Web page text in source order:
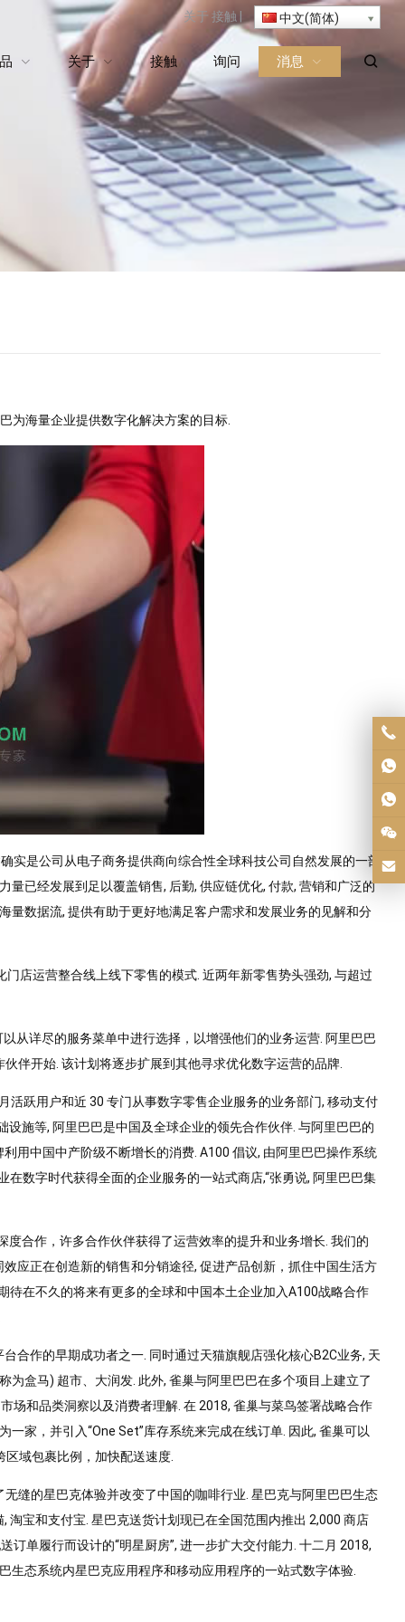
关于 接触 中文(简体)
关于 接触 询问 消息
为海量企业提供数字化解决方案的目标.
实是公司从电子商务提供商向综合性全球科技公司自然发展的一部
已经发展到足以覆盖销售, 后勤, 供应链优化, 付款, 营销和广泛的
量数据流, 提供有助于更好地满足客户需求和发展业务的见解和分
店运营整合线上线下零售的模式. 近两年新零售势头强劲, 与超过
从详尽的服务菜单中进行选择，以增强他们的业务运营. 阿里巴巴
伴开始. 该计划将逐步扩展到其他寻求优化数字运营的品牌.
活跃用户和近 30 专门从事数字零售企业服务的业务部门, 移动支付
设施等, 阿里巴巴是中国及全球企业的领先合作伙伴. 与阿里巴巴的
用中国中产阶级不断增长的消费. A100 倡议, 由阿里巴巴操作系统
在数字时代获得全面的企业服务的一站式商店,“张勇说, 阿里巴巴集
度合作，许多合作伙伴获得了运营效率的提升和业务增长. 我们的
应正在创造新的销售和分销途径, 促进产品创新，抓住中国生活方
待在不久的将来有更多的全球和中国本土企业加入A100战略合作
合作的早期成功者之一. 同时通过天猫旗舰店强化核心B2C业务, 天
为盒马) 超市、大润发. 此外, 雀巢与阿里巴巴在多个项目上建立了
场和品类洞察以及消费者理解. 在 2018, 雀巢与菜鸟签署战略合作
家，并引入“One Set”库存系统来完成在线订单. 因此, 雀巢可以
域包裹比例，加快配送速度.
缝的星巴克体验并改变了中国的咖啡行业. 星巴克与阿里巴巴生态
宝和支付宝. 星巴克送货计划现已在全国范围内推出 2,000 商店
单履行而设计的“明星厨房”, 进一步扩大交付能力. 十二月 2018,
生态系统内星巴克应用程序和移动应用程序的一站式数字体验.